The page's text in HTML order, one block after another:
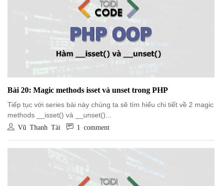
Bài 20: Magic methods isset và unset trong PHP
Tiếp tục với series bài này chúng ta sẽ tìm hiểu chi tiết về 2 magic
methods __isset() và __unset()...
Vũ Thanh Tài 1 comment